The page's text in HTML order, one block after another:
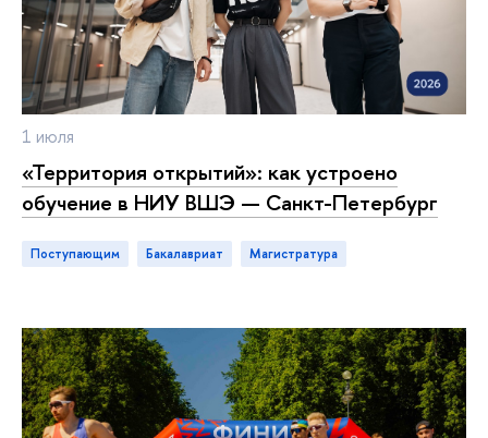
1 июля
«Территория открытий»: как устроено
обучение в НИУ ВШЭ — Санкт-Петербург
Поступающим бакалавриат магистратура